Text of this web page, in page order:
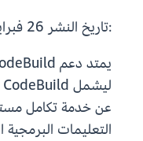
:تاريخ النشر
عن خدمة تكامل
التعليمات البرمجية